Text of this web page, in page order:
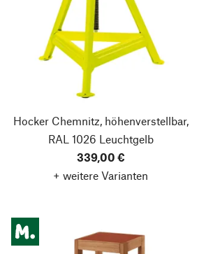
Hocker Chemnitz, höhenverstellbar,
RAL 1026 Leuchtgelb
339,00 €
+ weitere Varianten